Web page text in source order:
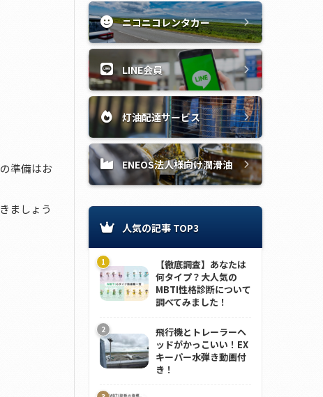
準備はお
ましょう
ニコニコレンタカー
LINE会員
灯油配達サービス
ENEOS法人様向け潤滑油
人気の記事 TOP3
【徹底調査】あなたは
何タイプ？大人気の
MBTI性格診断について
調べてみました！
飛行機とトレーラーヘ
ッドがかっこいい！EX
キーパー水弾き動画付
き！